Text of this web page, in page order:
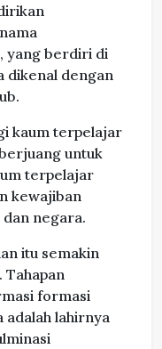
yang berdiri di
dikenal dengan
kaum terpelajar
untuk
terpelajar
kewajiban
negara.
itu semakin
formasi
adalah lahirnya